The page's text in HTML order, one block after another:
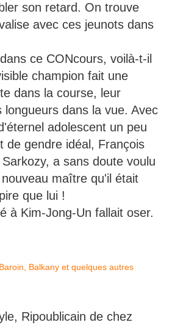
son retard. On trouve
avec ces jeunots dans
ce CONcours, voilà-t-il
champion fait une
dans la course, leur
longueurs dans la vue. Avec
adolescent un peu
de gendre idéal, François
a sans doute voulu
maître qu'il était
que lui !
à Kim-Jong-Un fallait oser.
Ripoublicain de chez